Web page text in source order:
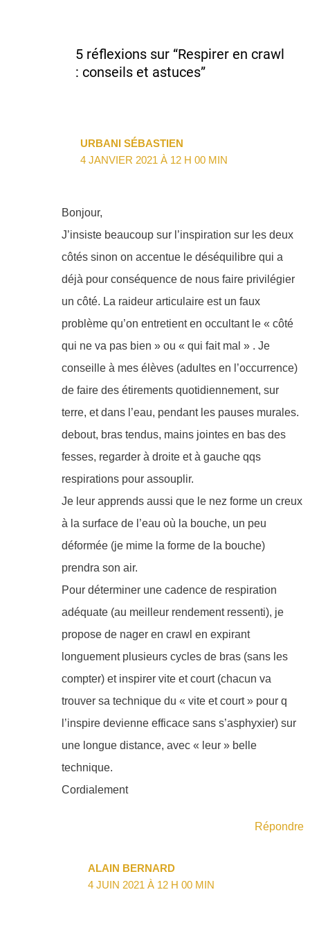
5 réflexions sur “Respirer en crawl
: conseils et astuces”
URBANI SÉBASTIEN
4 JANVIER 2021 À 12 H 00 MIN
Bonjour,
J’insiste beaucoup sur l’inspiration sur les deux
côtés sinon on accentue le déséquilibre qui a
déjà pour conséquence de nous faire privilégier
un côté. La raideur articulaire est un faux
problème qu’on entretient en occultant le « côté
qui ne va pas bien » ou « qui fait mal » . Je
conseille à mes élèves (adultes en l’occurrence)
de faire des étirements quotidiennement, sur
terre, et dans l’eau, pendant les pauses murales.
debout, bras tendus, mains jointes en bas des
fesses, regarder à droite et à gauche qqs
respirations pour assouplir.
Je leur apprends aussi que le nez forme un creux
à la surface de l’eau où la bouche, un peu
déformée (je mime la forme de la bouche)
prendra son air.
Pour déterminer une cadence de respiration
adéquate (au meilleur rendement ressenti), je
propose de nager en crawl en expirant
longuement plusieurs cycles de bras (sans les
compter) et inspirer vite et court (chacun va
trouver sa technique du « vite et court » pour q
l’inspire devienne efficace sans s’asphyxier) sur
une longue distance, avec « leur » belle
technique.
Cordialement
Répondre
ALAIN BERNARD
4 JUIN 2021 À 12 H 00 MIN